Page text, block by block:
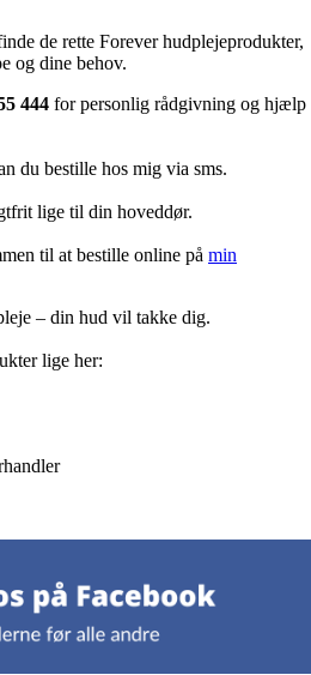
de rette Forever hudplejeprodukter,
og dine behov.
444 for personlig rådgivning og hjælp
du bestille hos mig via sms.
lige til din hoveddør.
til at bestille online på min
– din hud vil takke dig.
lige her: